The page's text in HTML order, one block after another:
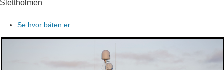
Slettholmen
Se hvor båten er